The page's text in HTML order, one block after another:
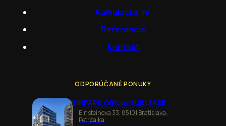
Kalkulačka m²
Referencie
Kontakt
ODPORÚČANÉ PONUKY
EINPARK Offices SUBLEASE
Einsteinova 33, 85101 Bratislava-
Petržalka